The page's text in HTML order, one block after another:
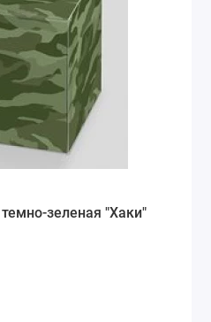
зеленая "Хаки"